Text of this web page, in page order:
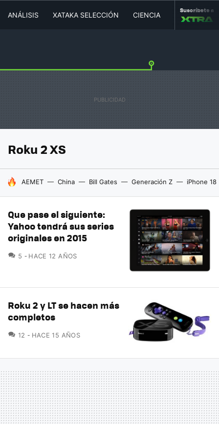
ANÁLISIS XATAKA SELECCIÓN CIENCIA MOVILIDAD
Suscríbete a
Roku 2 XS
HOY SE HABLA DE
AEMET China Bill Gates Generación Z iPhone 18
Que pase el siguiente:
Yahoo tendrá sus series
originales en 2015
5 COMENTARIOS
HACE 12 AÑOS
Roku 2 y LT se hacen más
completos
12 COMENTARIOS
HACE 15 AÑOS